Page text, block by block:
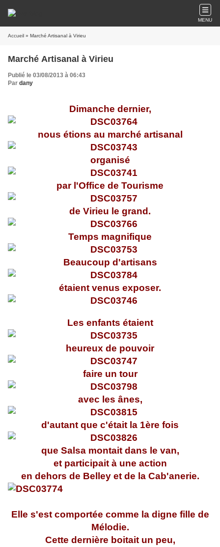
MENU
Accueil » Marché Artisanal à Virieu
Marché Artisanal à Virieu
Publié le 03/08/2013 à 06:43
Par dany
Dimanche dernier,
nous étions au marché artisanal
organisé
par l'Office de Tourisme
de Virieu le grand.
Temps magnifique
Beaucoup d'artisans
étaient venus exposer.
Les enfants étaient
heureux de pouvoir
faire un tour
avec les ânes,
d'autant que c'était la 1ère fois
que Salsa montait dans le van,
et participait à une action
en dehors de Belley et de la Cab'anerie.
Elle s'est comportée comme la digne fille de
Mélodie.
Cette dernière boitait un peu,